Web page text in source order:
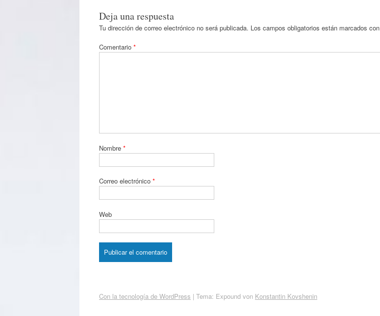
Deja una respuesta
Tu dirección de correo electrónico no será publicada. Los campos obligatorios están marcados con
Comentario *
Nombre *
Correo electrónico *
Web
Con la tecnología de WordPress | Tema: Expound von Konstantin Kovshenin